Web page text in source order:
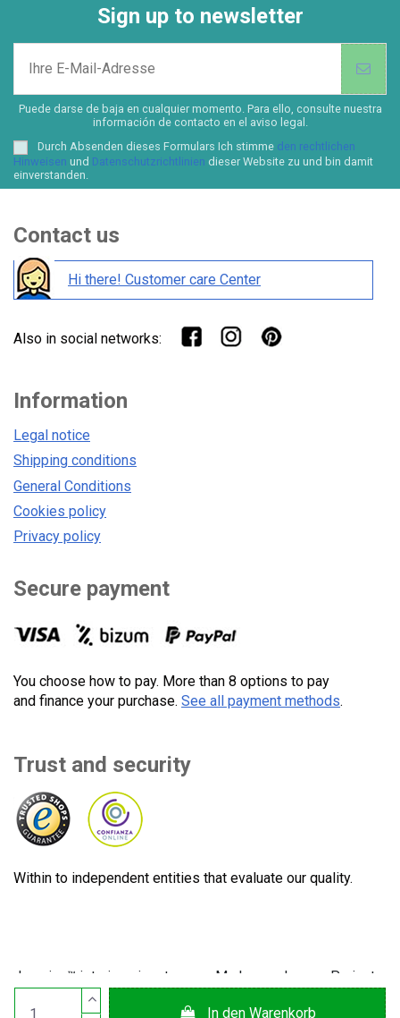
In den Warenkorb
Sign up to newsletter
Puede darse de baja en cualquier momento. Para ello, consulte nuestra
información de contacto en el aviso legal.
Durch Absenden dieses Formulars Ich stimme den rechtlichen
Hinweisen und Datenschutzrichtlinien dieser Website zu und bin damit
einverstanden.
Contact us
Hi there! Customer care Center
Also in social networks:
Information
Legal notice
Shipping conditions
General Conditions
Cookies policy
Privacy policy
Secure payment
You choose how to pay. More than 8 options to pay
and finance your purchase. See all payment methods.
Trust and security
Within to independent entities that evaluate our quality.
Lecuine™ ist eine eingetragene Marke von Lecom Projects
S.L. © Urheberrecht © 2012-2026. Spanien. Alle Rechte